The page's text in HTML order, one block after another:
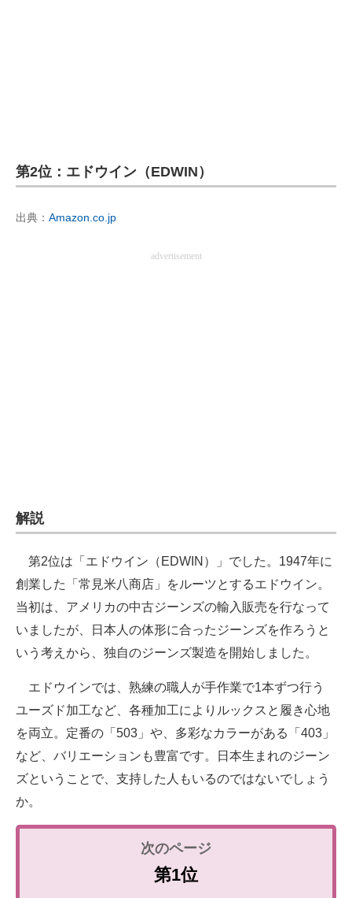
企業向けIT製品の総合サイト
IT製品の技術・比較・事例
第2位：エドウイン（EDWIN）
出典： Amazon.co.jp
advertisement
解説
第2位は「エドウイン（EDWIN）」でした。1947年に
創業した「常見米八商店」をルーツとするエドウイン。
当初は、アメリカの中古ジーンズの輸入販売を行なって
いましたが、日本人の体形に合ったジーンズを作ろうと
いう考えから、独自のジーンズ製造を開始しました。
エドウインでは、熟練の職人が手作業で1本ずつ行う
ユーズド加工など、各種加工によりルックスと履き心地
を両立。定番の「503」や、多彩なカラーがある「403」
など、バリエーションも豊富です。日本生まれのジーン
ズということで、支持した人もいるのではないでしょう
か。
第1位